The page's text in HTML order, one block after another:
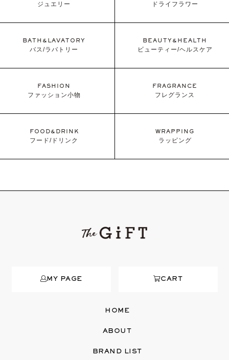
ジュエリー ドライフラワー
BATH&LAVATORY
バス/ラバトリー
BEAUTY&HEALTH
ビューティー/ヘルスケア
FASHION
ファッション小物
FRAGRANCE
フレグランス
FOOD&DRINK
フード/ドリンク
WRAPPING
ラッピング
MY PAGE CART
HOME
ABOUT
BRAND LIST